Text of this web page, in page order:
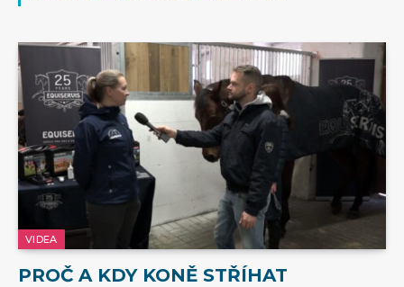
VIDEA
PROČ A KDY KONĚ STŘÍHAT